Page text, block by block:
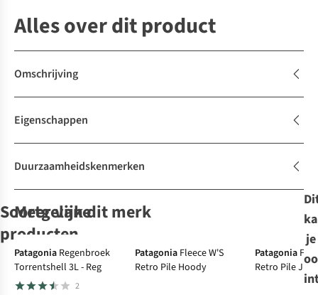
Alles over dit product
Omschrijving
Eigenschappen
Duurzaamheidskenmerken
Soortgelijke
producten
Fjällräven
Jurk
High Coast Lite
Fjällräven
Jurk
High Coast Lite
Royal Robbins
Jurk Spotless
Royal Robbins
Jurk Spotless
Meer van dit merk
Patagonia Regenbroek
Torrentshell 3L - Reg
2
Patagonia Fleece W'S
Retro Pile Hoody
Patagonia
Retro Pile Jkt
je